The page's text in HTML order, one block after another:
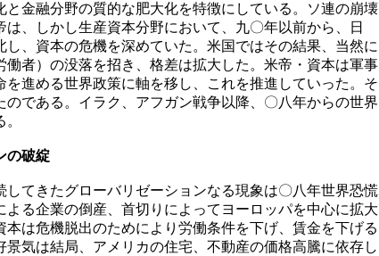
と金融分野の質的な肥大化を特徴にしている。ソ連の崩壊
、しかし生産資本分野において、九〇年以前から、日
、資本の危機を深めていた。米国ではその結果、当然に
働者）の没落を招き、格差は拡大した。米帝・資本は軍事
進める世界政策に軸を移し、これを推進していった。そ
のである。イラク、アフガン戦争以降、〇八年からの世界
の破綻
てきたグローバリゼーションなる現象は〇八年世界恐慌
る企業の倒産、首切りによってヨーロッパを中心に拡大
は危機脱出のためにより労働条件を下げ、賃金を下げる
気は結局、アメリカの住宅、不動産の価格高騰に依存し